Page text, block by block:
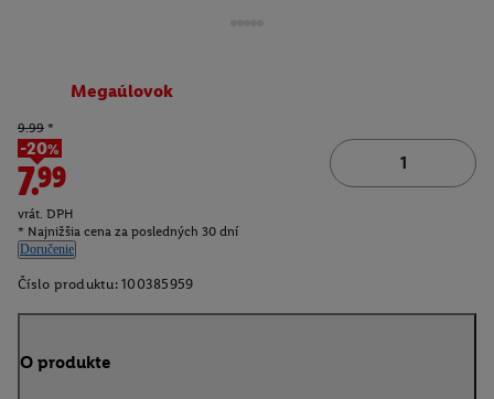
Megaúlovok
9.99 *
-20%
7.99
vrát. DPH
* Najnižšia cena za posledných 30 dní
Doručenie
Číslo produktu: 100385959
O produkte